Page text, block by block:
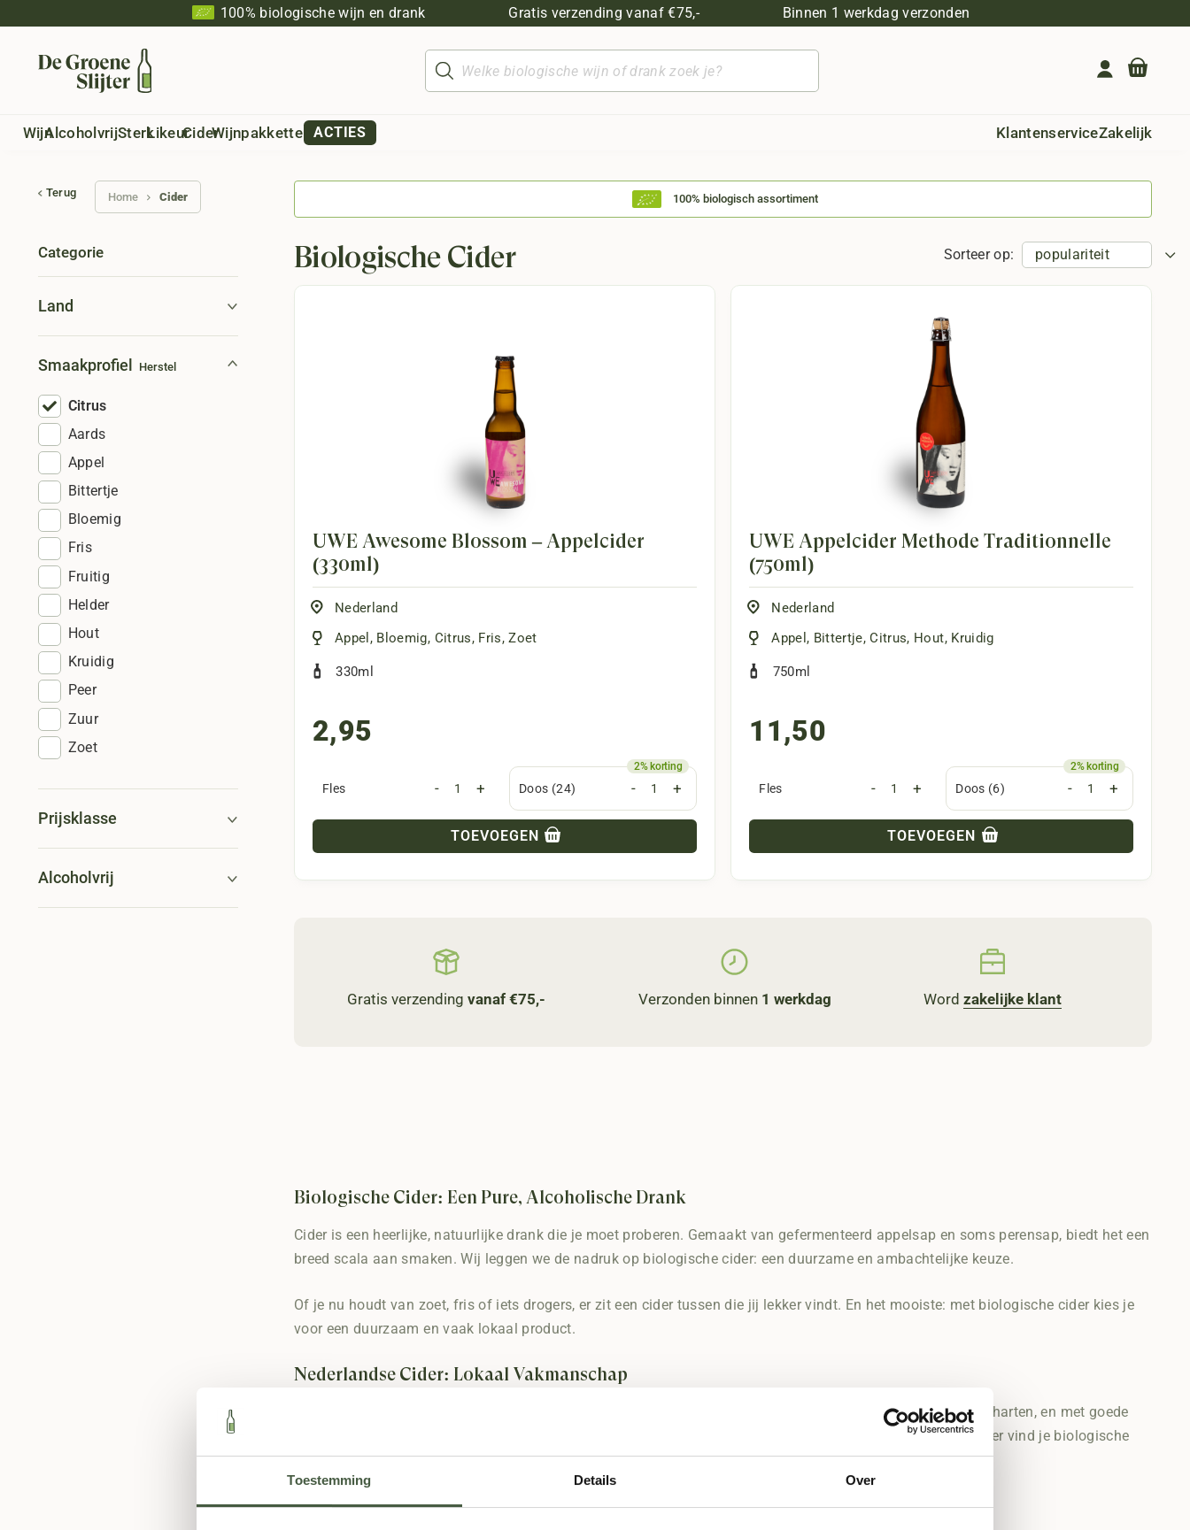
Toestemming Details Over
100% biologische wijn en drank Gratis verzending vanaf €75,- Binnen 1 werkdag verzonden
Producten
zoeken
WijnAlcoholvrijSterkLikeurCiderWijnpakketten ACTIES KlantenserviceZakelijk
100% biologisch assortiment
Biologische Cider Sorteer op:
UWE Awesome Blossom – Appelcider
(330ml)
Nederland
Appel , Bloemig, Citrus, Fris,Zoet
330ml
2,95
Fles - + Doos (24) - +
TOEVOEGEN
UWE Appelcider Methode Traditionnelle
(750ml)
Nederland
Appel , Bittertje,Citrus, Hout, Kruidig
750ml
11,50
Fles - + Doos (6) - +
TOEVOEGEN
Gratis verzendingvanaf €75,- Verzonden binnen 1 werkdag Word zakelijke klant
Biologische Cider: Een Pure, Alcoholische Drank
Cider is een heerlijke, natuurlijke drank die je moet proberen. Gemaakt van gefermenteerd appelsap en soms perensap, biedt het een
breed scala aan smaken. Wij leggen we de nadruk op biologische cider: een duurzame en ambachtelijke keuze.
Of je nu houdt van zoet, fris of iets drogers, er zit een cider tussen die jij lekker vindt. En het mooiste: met biologische cider kies je
voor een duurzaam en vaak lokaal product.
Nederlandse Cider: Lokaal Vakmanschap
Ook in Nederland wint cider snel aan populariteit. Deze veelzijdige alcoholische drank verovert steeds meer harten, en met goede
reden. Nederlandse cider combineert vakmanschap en innovatie met lokale ingrediënten. Bij De Groene Slijter vind je biologische
ciders van lokaal geteelde, onbespoten appels.
Wat maakt Nederlandse cider bijzonder?
Terug Home Cider
Categorie
Land
Smaakprofiel Herstel
Aards
Appel
Bittertje
Bloemig
Citrus
Fris
Fruitig
Helder
Hout
Kruidig
Peer
Zuur
Zoet
Prijsklasse
Alcoholvrij